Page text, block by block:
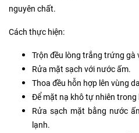
nguyên chất.
Cách thực hiện:
Trộn đều lòng trắng trứng
Rửa mặt sạch với nước ấm.
Thoa đều hỗn hợp lên vùng
Để mặt nạ khô tự nhiên
Rửa sạch mặt bằng nước
lạnh.